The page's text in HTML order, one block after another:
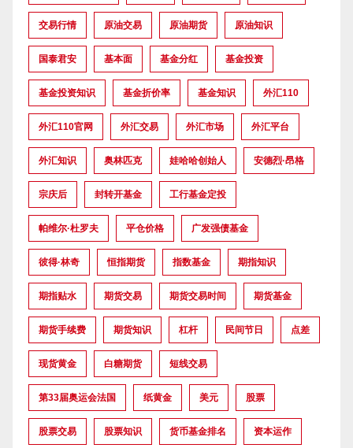
交易行情 原油交易 原油期货 原油知识
国泰君安 基本面 基金分红 基金投资
基金投资知识 基金折价率 基金知识 外汇110
外汇110官网 外汇交易 外汇市场 外汇平台
外汇知识 奥林匹克 娃哈哈创始人 安德烈·昂格
宗庆后 封转开基金 工行基金定投
帕维尔·杜罗夫 平仓价格 广发强债基金
彼得·林奇 恒指期货 指数基金 期指知识
期指贴水 期货交易 期货交易时间 期货基金
期货手续费 期货知识 杠杆 民间节日 点差
现货黄金 白糖期货 短线交易
第33届奥运会法国 纸黄金 美元 股票
股票交易 股票知识 货币基金排名 资本运作